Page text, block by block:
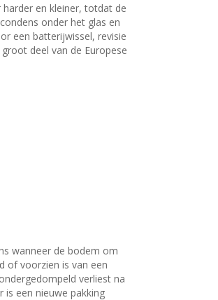
en kleiner, totdat de
onder het glas en
een batterijwissel, revisie
deel van de Europese
wanneer de bodem om
of voorzien is van een
verliest na
een nieuwe pakking